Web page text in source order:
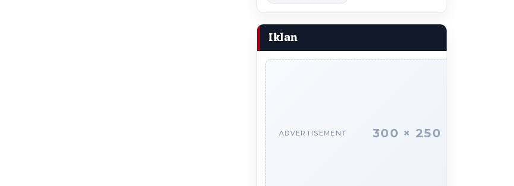
Iklan
ADVERTISEMENT 300 × 250